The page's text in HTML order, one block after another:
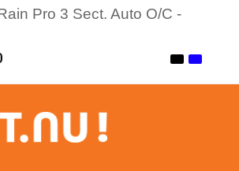
Pro 3 Sect. Auto O/C -
3